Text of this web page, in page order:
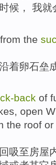
候， 我就
from the
着卵石垒
back of
, open
the roof
回吸至房屋